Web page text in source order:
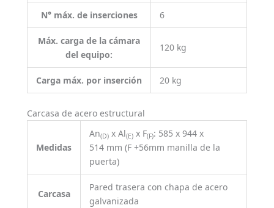
N° máx. de inserciones 6
Máx. carga de la cámara
del equipo:
120 kg
Carga máx. por inserción 20 kg
Carcasa de acero estructural
Medidas
An(D) x Al(E) x F(F): 585 x 944 x
514 mm (F +56mm manilla de la
puerta)
Carcasa
Pared trasera con chapa de acero
galvanizada